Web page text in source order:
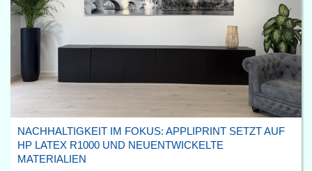
NACHHALTIGKEIT IM FOKUS: APPLIPRINT SETZT AUF
HP LATEX R1000 UND NEUENTWICKELTE
MATERIALIEN